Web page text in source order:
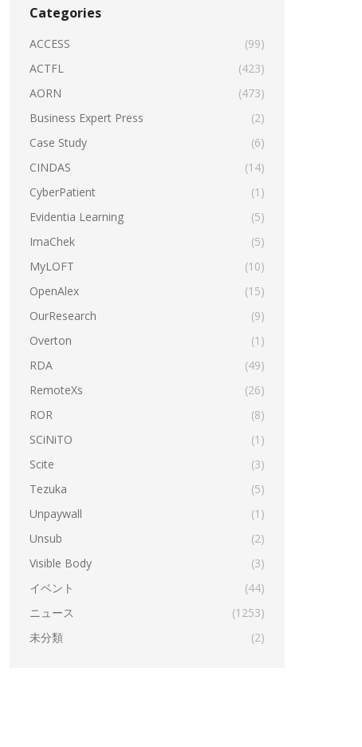
Categories
ACCESS
(99)
ACTFL
(423)
AORN
(473)
Business Expert Press
(2)
Case Study
(6)
CINDAS
(14)
CyberPatient
(1)
Evidentia Learning
(5)
ImaChek
(5)
MyLOFT
(10)
OpenAlex
(15)
OurResearch
(9)
Overton
(1)
RDA
(49)
RemoteXs
(26)
ROR
(8)
SCiNiTO
(1)
Scite
(3)
Tezuka
(5)
Unpaywall
(1)
Unsub
(2)
Visible Body
(3)
イベント
(44)
ニュース
(1253)
未分類
(2)